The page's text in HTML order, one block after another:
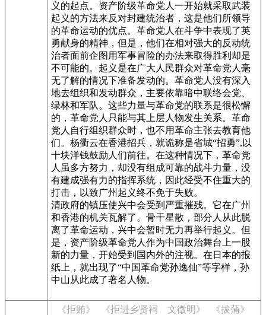
义的起点。资产阶级革命党人一开始就采取武装
起义的方法来反对封建统治者，这是他们所领导
的革命运动的优点。革命党人在斗争中表现了英
勇献身的精神，但是，他们在相对强大的反动统
治者面前企图用军事冒险的办法来取得胜利却是
不可能的。起义是在广大人民群众对革命党人毫
无了解的情况下准备发动的。革命党人没有深入
地去组织和发动群众，主要依靠暗中联络会党、
绿林和军队。这些力量与革命党的联系是很松懈
的，革命党人只能与其上层人物发生关系。革命
党人自行组织群众时，也不用革命主张去教育他
们。杨衢云在香港招兵，就诡称是省城“招勇”,以
十块洋钱鼓励人们前往。在这种情况下，革命党
人虽多方努力，却没有组成可靠的战斗力量，没
有建成强有力的指挥系统，因此经受不住重大的
打击，以致广州起义终不免于失败。
清政府的镇压使兴中会受到严重摧残。它在广州
和香港的机关瓦解了。骨干星散，部分人从此脱
离了革命运动，兴中会暂时无力再举行起义。但
是，资产阶级革命党人作为中国政治舞台上一股
新的力量，开始受到国内外的注视。在日本的报
纸上，就出现了“中国革命党孙逸仙”等字样，孙
中山从此成了著名人物。
《拒贿》 《拒进乡贤祠 文徵明》
《拔蒲》